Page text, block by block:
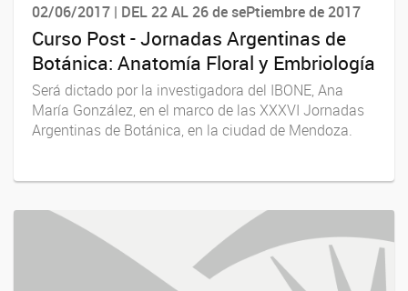
02/06/2017 | DEL 22 AL 26 de sePtiembre de 2017
Curso Post - Jornadas Argentinas de
Botánica: Anatomía Floral y Embriología
Será dictado por la investigadora del IBONE, Ana
María González, en el marco de las XXXVI Jornadas
Argentinas de Botánica, en la ciudad de Mendoza.